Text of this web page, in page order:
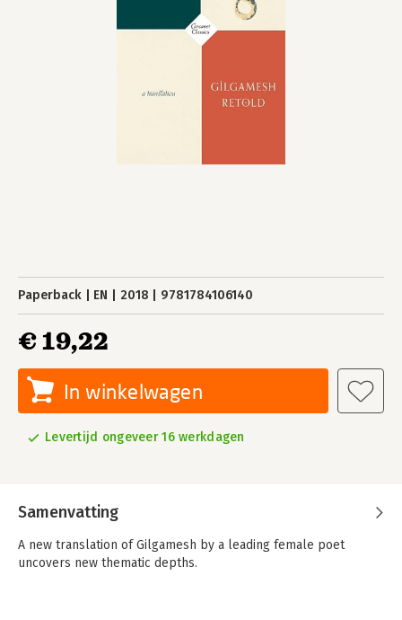
Paperback EN 2018 9781784106140
€ 19,22
In winkelwagen
Levertijd ongeveer 16 werkdagen
Samenvatting
A new translation of Gilgamesh by a leading female poet
uncovers new thematic depths.